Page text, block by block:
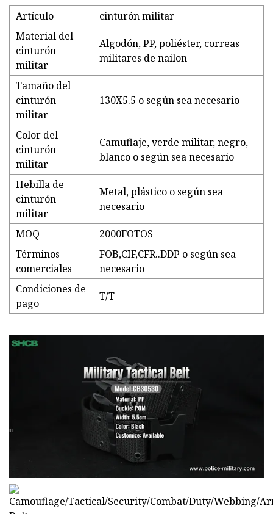
Artículo
cinturón militar
Material del
cinturón
militar
Algodón, PP, poliéster, correas
militares de nailon
Tamaño del
cinturón
militar
130X5.5 o según sea necesario
Color del
cinturón
militar
Camuflaje, verde militar, negro,
blanco o según sea necesario
Hebilla de
cinturón
militar
Metal, plástico o según sea
necesario
MOQ
2000FOTOS
Términos
comerciales
FOB,CIF,CFR..DDP o según sea
necesario
Condiciones de
pago
T/T